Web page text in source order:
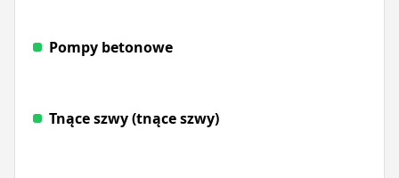
Pompy betonowe
Tnące szwy (tnące szwy)